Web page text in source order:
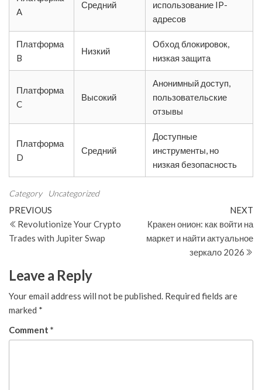
A
Средний
использование IP-
адресов
Платформа
B
Низкий
Обход блокировок,
низкая защита
Платформа
C
Высокий
Анонимный доступ,
пользовательские
отзывы
Платформа
D
Средний
Доступные
инструменты, но
низкая безопасность
Category Uncategorized
Post
navigation
Previous
Post
PREVIOUS
Revolutionize Your Crypto
Trades with Jupiter Swap
NEXT
Кракен онион: как войти на
маркет и найти актуальное
зеркало 2026
Leave a Reply
Your email address will not be published. Required fields are
marked *
Comment *